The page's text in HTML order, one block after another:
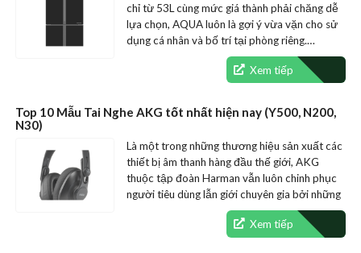
chỉ từ 53L cùng mức giá thành phải chăng dễ
lựa chọn, AQUA luôn là gợi ý vừa vặn cho sử
dụng cá nhân và bố trí tại phòng riêng.…
Xem tiếp
Top 10 Mẫu Tai Nghe AKG tốt nhất hiện nay (Y500, N200,
N30)
Là một trong những thương hiệu sản xuất các
thiết bị âm thanh hàng đầu thế giới, AKG
thuộc tập đoàn Harman vẫn luôn chinh phục
người tiêu dùng lẫn giới chuyên gia bởi những
mẫu tai nghe có chất lượng…
Xem tiếp